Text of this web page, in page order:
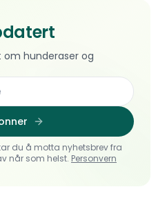
om hunderaser og
du å motta nyhetsbrev fra
når som helst. Personvern